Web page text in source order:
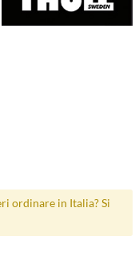
ordinare in Italia? Si